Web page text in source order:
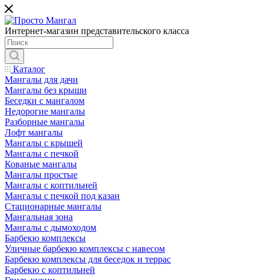
Интернет-магазин представительского класса
Каталог
Мангалы для дачи
Мангалы без крыши
Беседки с мангалом
Недорогие мангалы
Разборные мангалы
Лофт мангалы
Мангалы с крышей
Мангалы с печкой
Кованые мангалы
Мангалы простые
Мангалы с коптильней
Мангалы с печкой под казан
Стационарные мангалы
Мангальная зона
Мангалы с дымоходом
Барбекю комплексы
Уличные барбекю комплексы с навесом
Барбекю комплексы для беседок и террас
Барбекю с коптильней